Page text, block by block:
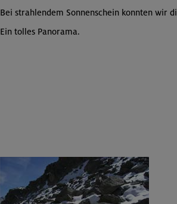
Bei strahlendem Sonnenschein konnten wir
Ein tolles Panorama.